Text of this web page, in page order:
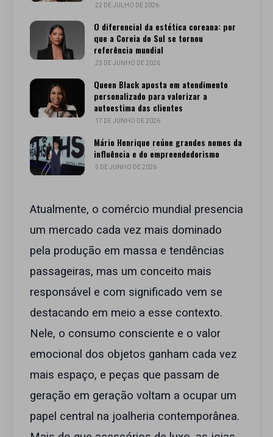
22 DE JULHO DE 2026
O diferencial da estética coreana: por
que a Coreia do Sul se tornou
referência mundial
23 DE JUNHO DE 2026
Queen Black aposta em atendimento
personalizado para valorizar a
autoestima das clientes
17 DE JUNHO DE 2026
Mário Henrique reúne grandes nomes da
influência e do empreendedorismo
5 DE JUNHO DE 2026
Atualmente, o comércio mundial presencia
um mercado cada vez mais dominado
pela produção em massa e tendências
passageiras, mas um conceito mais
responsável e com significado vem se
destacando em meio a esse contexto.
Nele, o consumo consciente e o valor
emocional dos objetos ganham cada vez
mais espaço, e peças que passam de
geração em geração voltam a ocupar um
papel central na joalheria contemporânea.